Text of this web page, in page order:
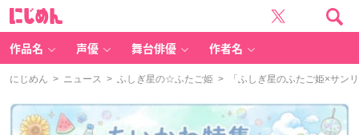
作品名 声優 舞台俳優 作者名
にじめん > ニュース > ふしぎ星の☆ふたご姫 > 「ふしぎ星のふたご姫×サン